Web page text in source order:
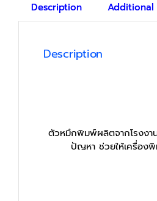
Description Additional
Description
ตัวหมึกพิมพ์ผลิตจากโรงงาน
ปัญหา ช่วยให้เครื่องพิ